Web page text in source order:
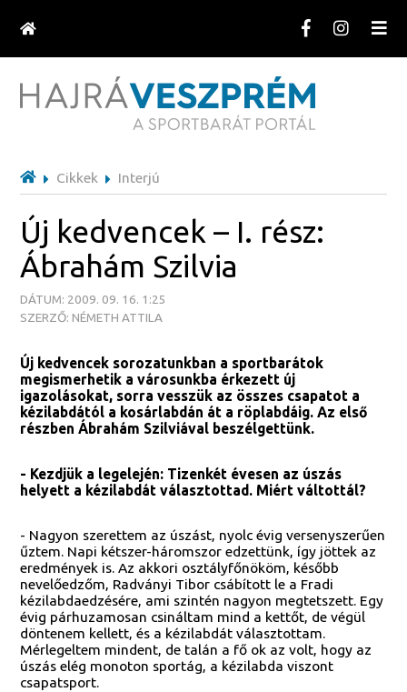
Cikkek Interjú
Új kedvencek – I. rész:
Ábrahám Szilvia
DÁTUM: 2009. 09. 16. 1:25
SZERZŐ: NÉMETH ATTILA
Új kedvencek sorozatunkban a sportbarátok
megismerhetik a városunkba érkezett új
igazolásokat, sorra vesszük az összes csapatot a
kézilabdától a kosárlabdán át a röplabdáig. Az első
részben Ábrahám Szilviával beszélgettünk.
- Kezdjük a legelején: Tizenkét évesen az úszás
helyett a kézilabdát választottad. Miért váltottál?
- Nagyon szerettem az úszást, nyolc évig versenyszerűen
űztem. Napi kétszer-háromszor edzettünk, így jöttek az
eredmények is. Az akkori osztályfőnököm, később
nevelőedzőm, Radványi Tibor csábított le a Fradi
kézilabdaedzésére, ami szintén nagyon megtetszett. Egy
évig párhuzamosan csináltam mind a kettőt, de végül
döntenem kellett, és a kézilabdát választottam.
Mérlegeltem mindent, de talán a fő ok az volt, hogy az
úszás elég monoton sportág, a kézilabda viszont
csapatsport.